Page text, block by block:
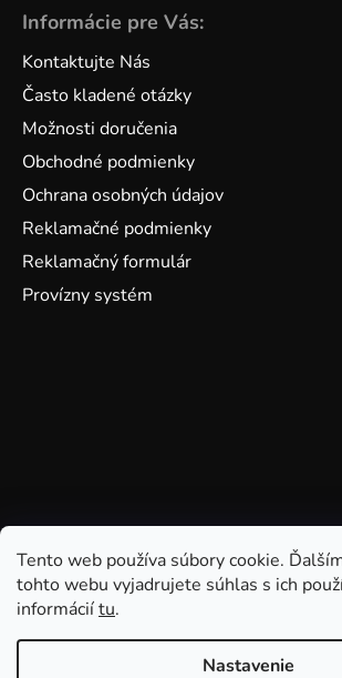
Tento web používa súbory cookie.
tohto webu vyjadrujete súhlas s ich
informáciítu.
Nastavenie
Informácie pre Vás:
Kontaktujte Nás
Často kladené otázky
Možnosti doručenia
Obchodné podmienky
Ochrana osobných údajov
Reklamačné podmienky
Reklamačný formulár
Provízny systém